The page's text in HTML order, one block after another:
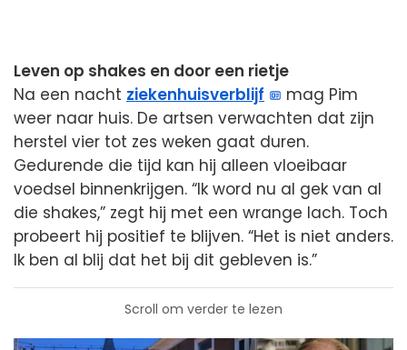
Leven op shakes en door een rietje
Na een nacht ziekenhuisverblijf
mag Pim
weer naar huis. De artsen verwachten dat zijn
herstel vier tot zes weken gaat duren.
Gedurende die tijd kan hij alleen vloeibaar
voedsel binnenkrijgen. “Ik word nu al gek van al
die shakes,” zegt hij met een wrange lach. Toch
probeert hij positief te blijven. “Het is niet anders.
Ik ben al blij dat het bij dit gebleven is.”
Scroll om verder te lezen